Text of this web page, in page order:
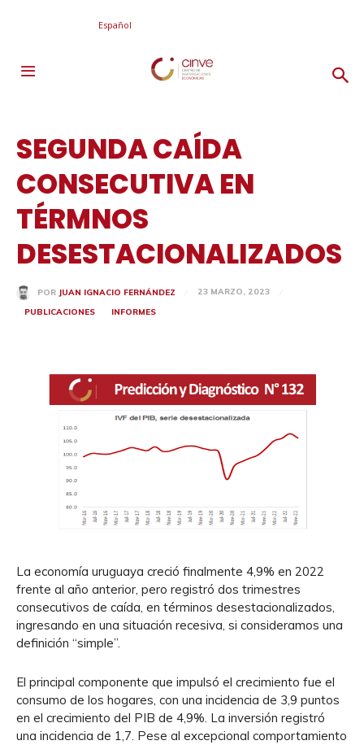
Español
SEGUNDA CAÍDA
CONSECUTIVA EN
TÉRMNOS
DESESTACIONALIZADOS
POR JUAN IGNACIO FERNÁNDEZ
23 MARZO, 2023
PUBLICACIONES
INFORMES
La economía uruguaya creció finalmente 4,9% en 2022
frente al año anterior, pero registró dos trimestres
consecutivos de caída, en términos desestacionalizados,
ingresando en una situación recesiva, si consideramos una
definición “simple”.
El principal componente que impulsó el crecimiento fue el
consumo de los hogares, con una incidencia de 3,9 puntos
en el crecimiento del PIB de 4,9%. La inversión registró
una incidencia de 1,7. Pese al excepcional comportamiento